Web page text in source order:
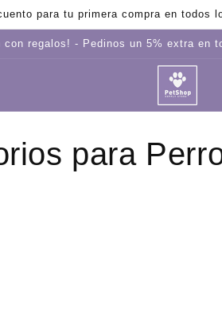
para tu primera compra en todos
regalos! - Pedinos un 5% extra en
para